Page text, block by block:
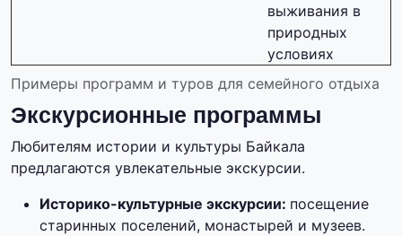
Примеры программ и туров для семейного отдыха
выживания в
природных
условиях
Экскурсионные программы
Любителям истории и культуры Байкала
предлагаются увлекательные экскурсии.
Историко-культурные экскурсии: посещение
старинных поселений, монастырей и музеев.